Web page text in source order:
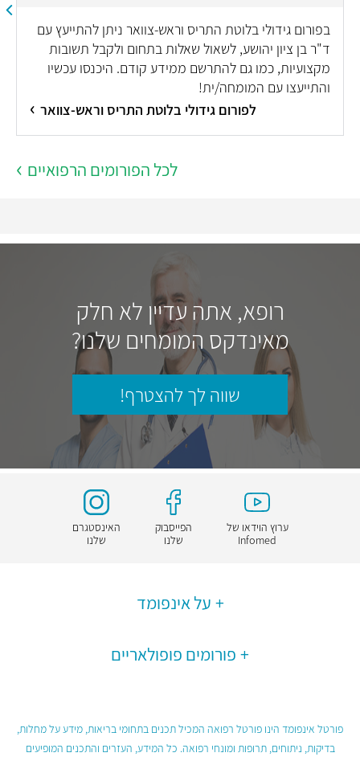
בפורום גידולי בלוטת התריס וראש-צוואר ניתן להתייעץ עם
ד"ר בן ציון יהושע, לשאול שאלות בתחום ולקבל תשובות
מקצועיות, כמו גם להתרשם ממידע קודם. היכנסו עכשיו
והתייעצו עם המומחה/ית!
לפורום גידולי בלוטת התריס וראש-צוואר
לכל הפורומים הרפואיים
רופא, אתה עדיין לא חלק
מאינדקס המומחים שלנו?
שווה לך להצטרף!
ערוץ הוידאו של
Infomed
הפייסבוק
שלנו
האינסטגרם
שלנו
על אינפומד
פורומים פופולאריים
פורטל אינפומד הינו פורטל רפואה המכיל תכנים בתחומי בריאות, מידע על מחלות,
בדיקות, ניתוחים, תרופות ומונחי רפואה. כל המידע, העזרים והתכנים המופיעים